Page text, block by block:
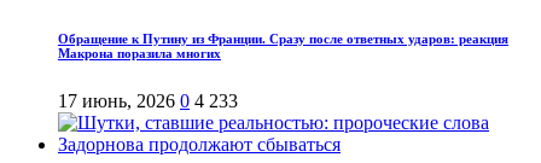
Обращение к Путину из Франции. Сразу после ответных ударов: реакция
Макрона поразила многих
17 июнь, 2026 0 4 233